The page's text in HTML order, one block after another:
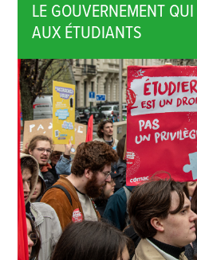
LE GOUVERNEMENT
AUX ÉTUDIANTS